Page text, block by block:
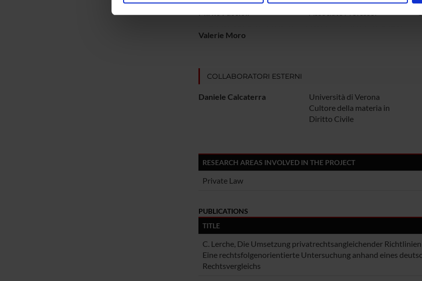
che hanno raccolto dal tuo utilizzo dei loro servizi.
Mirko Faccioli Associate Professor
Valerie Moro
COLLABORATORI ESTERNI
Daniele Calcaterra
Università di Verona
Cultore della materia in
Diritto Civile
RESEARCH AREAS INVOLVED IN THE PROJECT
Private Law
PUBLICATIONS
TITLE
C. Lerche, Die Umsetzung privatrechtsangleichender
Eine rechtsfolgenorientierte Untersuchung anhand eines
Rechtsvergleichs